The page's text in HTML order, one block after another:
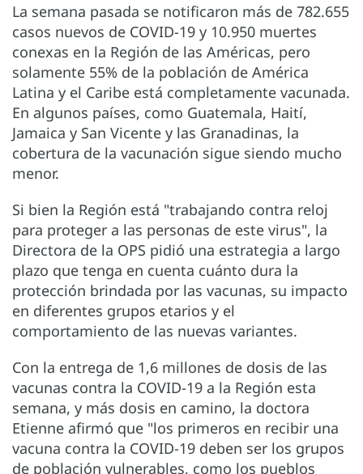
La semana pasada se notificaron más de 782.655
casos nuevos de COVID-19 y 10.950 muertes
conexas en la Región de las Américas, pero
solamente 55% de la población de América
Latina y el Caribe está completamente vacunada.
En algunos países, como Guatemala, Haití,
Jamaica y San Vicente y las Granadinas, la
cobertura de la vacunación sigue siendo mucho
menor.
Si bien la Región está "trabajando contra reloj
para proteger a las personas de este virus", la
Directora de la OPS pidió una estrategia a largo
plazo que tenga en cuenta cuánto dura la
protección brindada por las vacunas, su impacto
en diferentes grupos etarios y el
comportamiento de las nuevas variantes.
Con la entrega de 1,6 millones de dosis de las
vacunas contra la COVID-19 a la Región esta
semana, y más dosis en camino, la doctora
Etienne afirmó que "los primeros en recibir una
vacuna contra la COVID-19 deben ser los grupos
de población vulnerables, como los pueblos